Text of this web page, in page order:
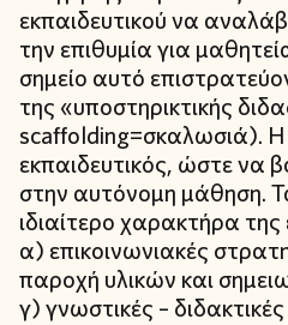
εκπαιδευτικού να
την επιθυμία για
σημείο αυτό
της «υποστηρικτικής
scaffolding=σκαλωσιά). Η
εκπαιδευτικός, ώστε να
στην αυτόνομη μάθηση.
ιδιαίτερο χαρακτήρα της
α) επικοινωνιακές
παροχή υλικών και
γ) γνωστικές –